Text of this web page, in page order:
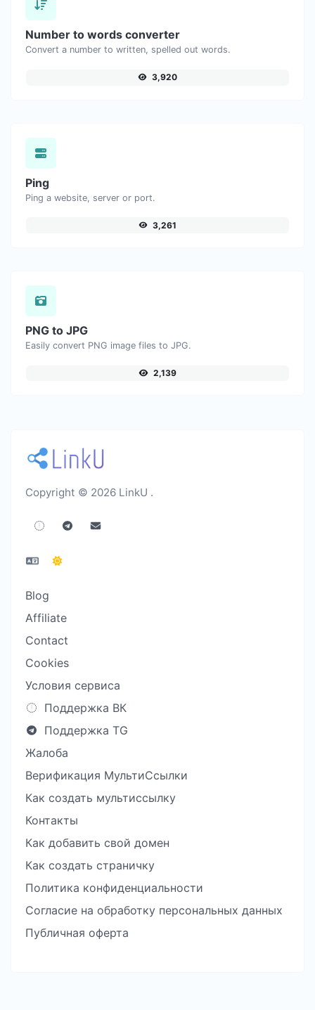
Number to words converter
Convert a number to written, spelled out words.
3,920
Ping
Ping a website, server or port.
3,261
PNG to JPG
Easily convert PNG image files to JPG.
2,139
Copyright © 2026 LinkU .
Blog
Affiliate
Contact
Cookies
Условия сервиса
Поддержка ВК
Поддержка TG
Жалоба
Верификация МультиСсылки
Как создать мультиссылку
Контакты
Как добавить свой домен
Как создать страничку
Политика конфиденциальности
Согласие на обработку персональных данных
Публичная оферта